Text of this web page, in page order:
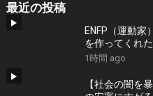
最近の投稿
ENFP（運動
を作ってくれた
1時間 ago
【社会の闇を